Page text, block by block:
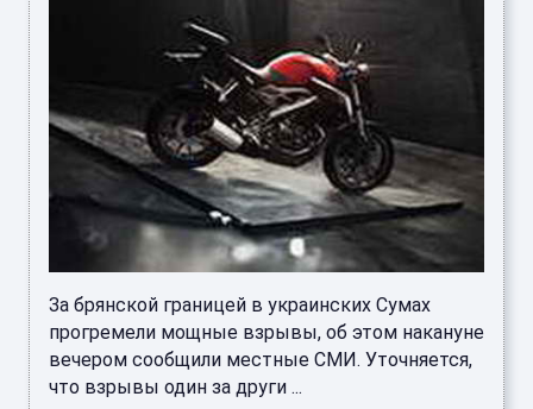
За брянской границей в украинских Сумах
прогремели мощные взрывы, об этом накануне
вечером сообщили местные СМИ. Уточняется,
что взрывы один за други ...